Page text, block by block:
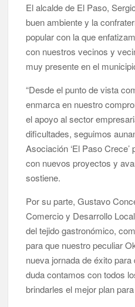
El alcalde de El Paso,
buen ambiente y la
popular con la que
con nuestros vecinos y
muy presente en el
“Desde el punto de vista
enmarca en nuestro
el apoyo al sector
dificultades, seguimos
Asociación ‘El Paso
con nuevos proyectos y
sostiene.
Por su parte, Gustavo
Comercio y Desarrollo
del tejido gastronómico,
para que nuestro peculiar
nueva jornada de éxito
duda contamos con todos
brindarles el mejor plan